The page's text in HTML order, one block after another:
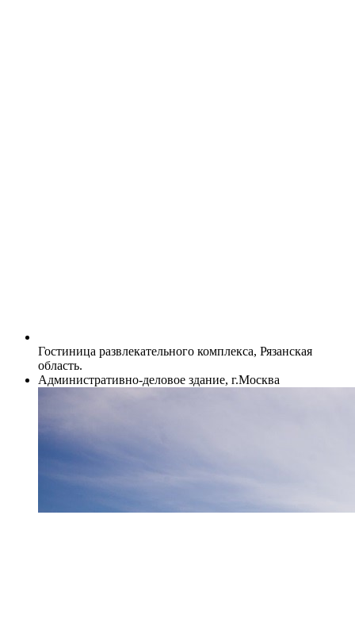
Гостиница развлекательного комплекса, Рязанская
область.
Административно-деловое здание, г.Москва